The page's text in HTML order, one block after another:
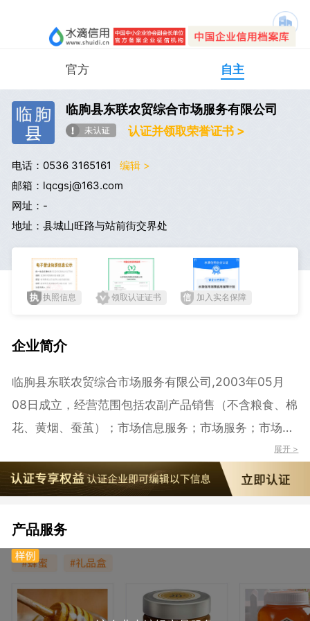
官方 自主
临朐县东联农贸综合市场服务有限公司
认证并领取荣誉证书 >
电话：0536 3165161
编辑 >
邮箱：lqcgsj@163.com
网址：-
地址：县城山旺路与站前街交界处
执照信息 领取认证证书 加入实名保障
企业简介
临朐县东联农贸综合市场服务有限公司,2003年05月
08日成立，经营范围包括农副产品销售（不含粮食、棉
花、黄烟、蚕茧）；市场信息服务；市场服务；市场设
施租赁及市场开发。（依法须经批准的项目，经相关部
门批准后方可开展经营活动）
展开 >
产品服务